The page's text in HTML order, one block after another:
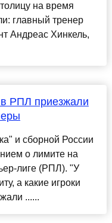
на время
главный тренер
Андреас Хинкель,
РПЛ приезжали
и сборной России
о лимите на
лиге (РПЛ). "У
а какие игроки
......